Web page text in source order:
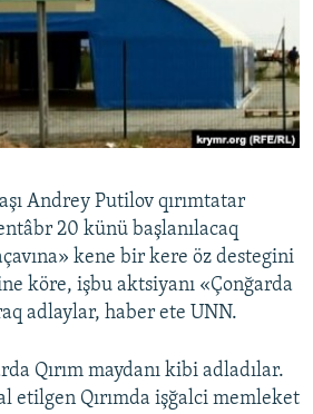
Andrey Putilov qırımtatar
20 künü başlanılacaq
kene bir kere öz destegini
köre, işbu aktsiyanı «Çonğarda
adlaylar, haber ete UNN.
Qırım maydanı kibi adladılar.
etilgen Qırımda işğalci memleket